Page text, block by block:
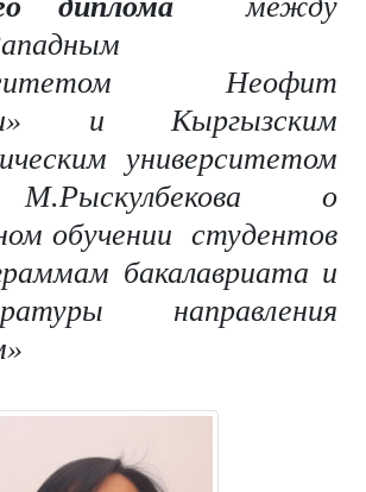
Неофит
и Кыргызским
университетом
о
обучении студентов
бакалавриата и
направления